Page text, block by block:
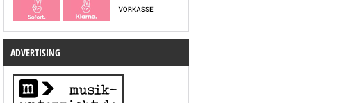
ADVERTISING